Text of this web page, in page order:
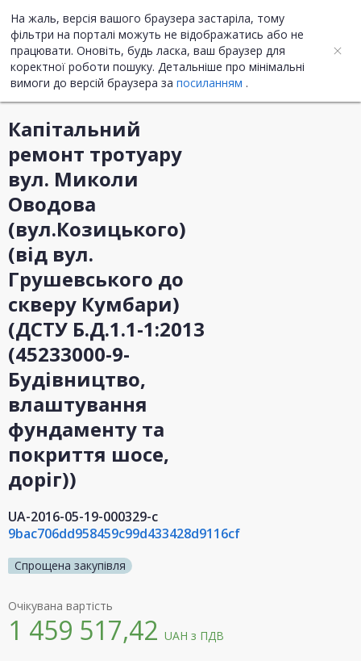
На жаль, версія вашого браузера застаріла, тому
фільтри на порталі можуть не відображатись або не
працювати. Оновіть, будь ласка, ваш браузер для
коректної роботи пошуку. Детальніше про мінімальні
вимоги до версій браузера за посиланням .
UA ENG
Інформація про закупівлю
Капітальний
ремонт тротуару
вул. Миколи
Оводова
(вул.Козицького)
(від вул.
Грушевського до
скверу Кумбари)
(ДСТУ Б.Д.1.1-1:2013
(45233000-9-
Будівництво,
влаштування
фундаменту та
покриття шосе,
доріг))
UA-2016-05-19-000329-c
9bac706dd958459c99d433428d9116cf
Спрощена закупівля
Очікувана вартість
1 459 517,42 UAH з ПДВ